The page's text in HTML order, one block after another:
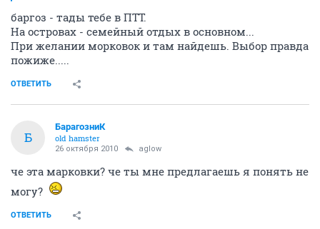
баргоз - тады тебе в ПТТ.
На островах - семейный отдых в основном...
При желании морковок и там найдешь. Выбор правда
пожиже.....
ОТВЕТИТЬ
Б
БарагозниК
old hamster
26 октября 2010 aglow
че эта марковки? че ты мне предлагаешь я понять не
могу?
ОТВЕТИТЬ